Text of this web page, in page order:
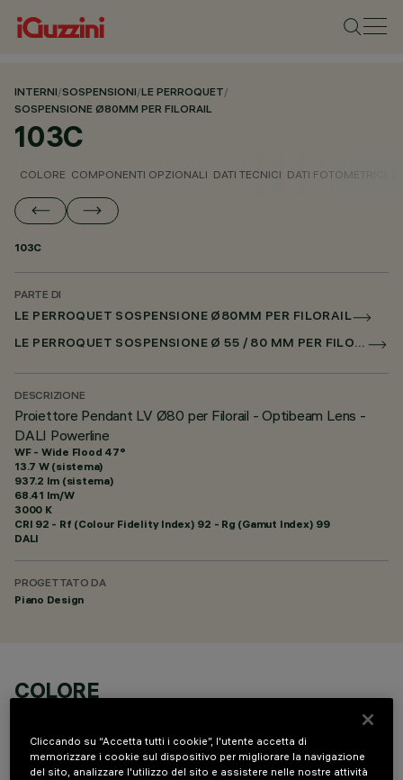
INTERNI/SOSPENSIONI/LE PERROQUET/
SOSPENSIONE Ø80MM PER FILORAIL
103C
COLORE COMPONENTI OPZIONALI DATI TECNICI DATI FOTOMETRICI
103C
PARTE DI
LE PERROQUET SOSPENSIONE Ø80MM PER FILORAIL
LE PERROQUET SOSPENSIONE Ø 55 / 80 MM PER FILORAIL DALI POWERLINE
DESCRIZIONE
Proiettore Pendant LV Ø80 per Filorail - Optibeam Lens -
DALI Powerline
WF - Wide Flood 47°
13.7 W (sistema)
937.2 lm (sistema)
68.41 lm/W
3000 K
CRI 92 - Rf (Colour Fidelity Index) 92 - Rg (Gamut Index) 99
DALI
PROGETTATO DA
Piano Design
COLORE
Cliccando su “Accetta tutti i cookie”, l'utente accetta di
memorizzare i cookie sul dispositivo per migliorare la navigazione
del sito, analizzare l'utilizzo del sito e assistere nelle nostre attività